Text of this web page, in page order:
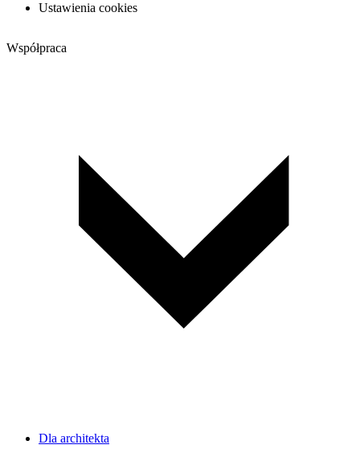
Ustawienia cookies
Współpraca
Dla architekta